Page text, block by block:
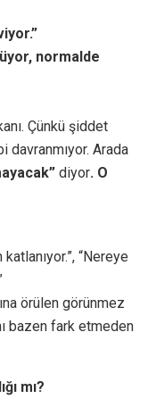
normalde
Çünkü şiddet
davranmıyor. Arada
diyor. O
“Nereye
örülen görünmez
bazen fark etmeden
mı?